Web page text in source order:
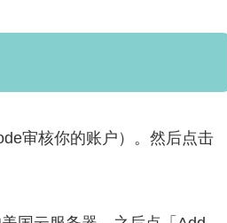
审核你的账户）。然后点击